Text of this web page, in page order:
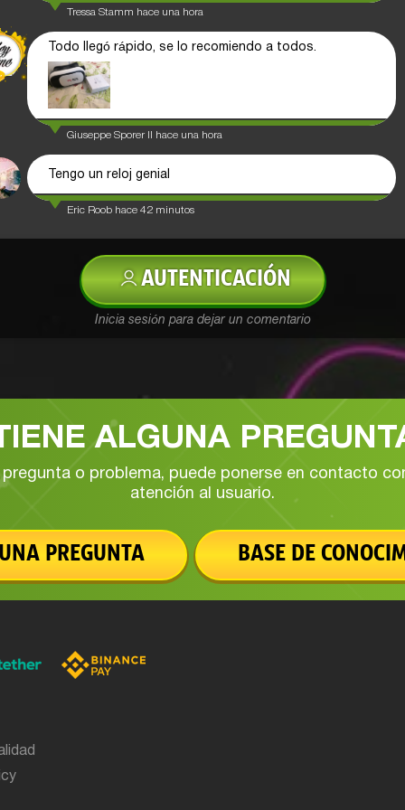
Tressa Stamm hace una hora
Todo llegó rápido, se lo recomiendo a todos.
Giuseppe Sporer II hace una hora
Tengo un reloj genial
Eric Roob hace 42 minutos
AUTENTICACIÓN
Inicia sesión para dejar un comentario
ALGUNA
pregunta o problema, puede ponerse en contacto
atención al usuario.
PREGUNTA BASE DE